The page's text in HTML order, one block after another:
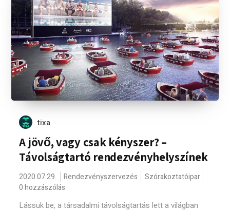
tixa
A jövő, vagy csak kényszer? –
Távolságtartó rendezvényhelyszínek
2020.07.29. Rendezvényszervezés
Szórakoztatóipar
0 hozzászólás
Lássuk be, a társadalmi távolságtartás lett a világban